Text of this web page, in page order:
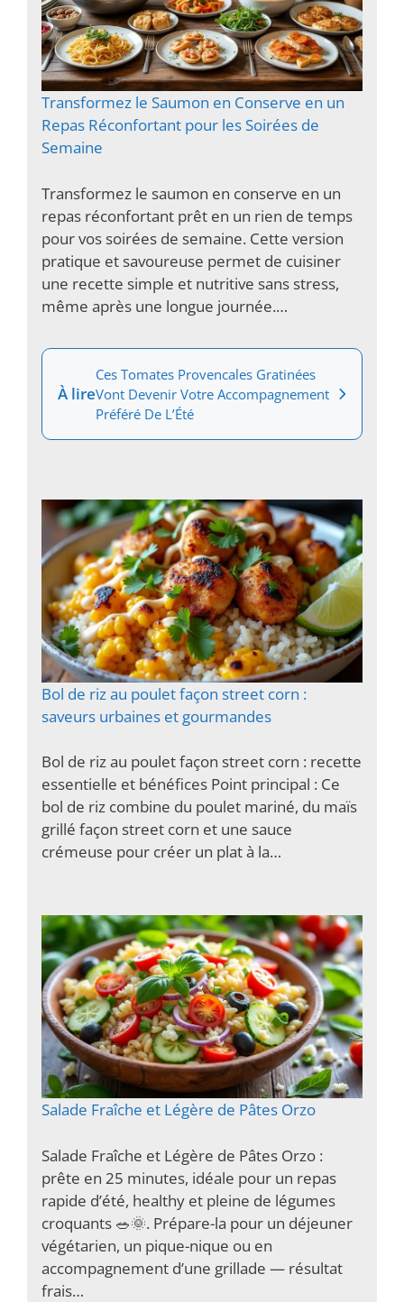
Transformez le Saumon en Conserve en un
Repas Réconfortant pour les Soirées de
Semaine
Transformez le saumon en conserve en un
repas réconfortant prêt en un rien de temps
pour vos soirées de semaine. Cette version
pratique et savoureuse permet de cuisiner
une recette simple et nutritive sans stress,
même après une longue journée.…
À lire
Ces Tomates Provencales Gratinées
Vont Devenir Votre Accompagnement
Préféré De L’Été
Bol de riz au poulet façon street corn :
saveurs urbaines et gourmandes
Bol de riz au poulet façon street corn : recette
essentielle et bénéfices Point principal : Ce
bol de riz combine du poulet mariné, du maïs
grillé façon street corn et une sauce
crémeuse pour créer un plat à la…
Salade Fraîche et Légère de Pâtes Orzo
Salade Fraîche et Légère de Pâtes Orzo :
prête en 25 minutes, idéale pour un repas
rapide d’été, healthy et pleine de légumes
croquants 🥗🌞. Prépare-la pour un déjeuner
végétarien, un pique-nique ou en
accompagnement d’une grillade — résultat
frais…